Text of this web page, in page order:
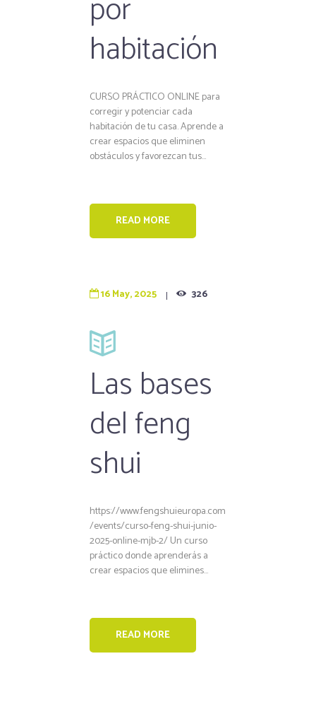
por
habitación
CURSO PRÁCTICO ONLINE para
corregir y potenciar cada
habitación de tu casa. Aprende a
crear espacios que eliminen
obstáculos y favorezcan tus...
READ MORE
16 May, 2025 326
Las bases
del feng
shui
https://www.fengshuieuropa.com
/events/curso-feng-shui-junio-
2025-online-mjb-2/ Un curso
práctico donde aprenderás a
crear espacios que elimines...
READ MORE